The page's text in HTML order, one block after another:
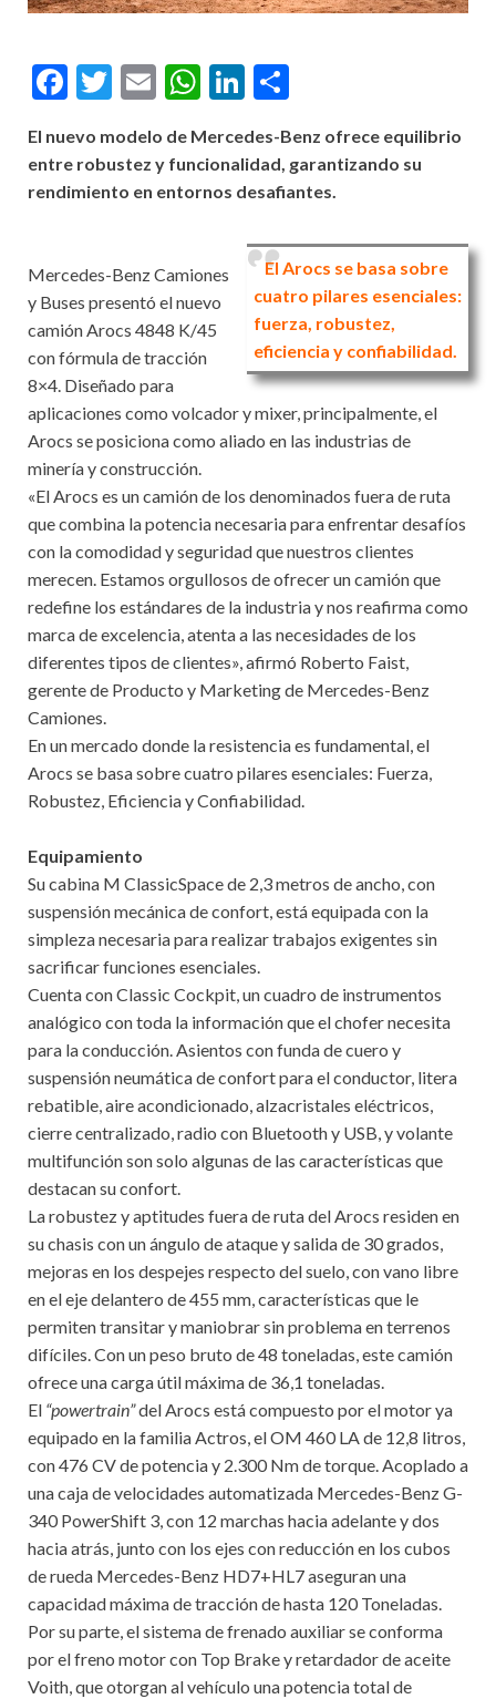
Facebook
Twitter
EmailWhatsApp
LinkedIn
El nuevo modelo de Mercedes-Benz ofrece equilibrio
entre robustez y funcionalidad, garantizando su
rendimiento en entornos desafiantes.
El Arocs se basa sobre
cuatro pilares esenciales:
fuerza, robustez,
eficiencia y confiabilidad.
Mercedes-Benz Camiones
y Buses presentó el nuevo
camión Arocs 4848 K/45
con fórmula de tracción
8×4. Diseñado para
aplicaciones como volcador y mixer, principalmente, el
Arocs se posiciona como aliado en las industrias de
minería y construcción.
«El Arocs es un camión de los denominados fuera de ruta
que combina la potencia necesaria para enfrentar desafíos
con la comodidad y seguridad que nuestros clientes
merecen. Estamos orgullosos de ofrecer un camión que
redefine los estándares de la industria y nos reafirma como
marca de excelencia, atenta a las necesidades de los
diferentes tipos de clientes», afirmó Roberto Faist,
gerente de Producto y Marketing de Mercedes-Benz
Camiones.
En un mercado donde la resistencia es fundamental, el
Arocs se basa sobre cuatro pilares esenciales: Fuerza,
Robustez, Eficiencia y Confiabilidad.
Equipamiento
Su cabina M ClassicSpace de 2,3 metros de ancho, con
suspensión mecánica de confort, está equipada con la
simpleza necesaria para realizar trabajos exigentes sin
sacrificar funciones esenciales.
Cuenta con Classic Cockpit, un cuadro de instrumentos
analógico con toda la información que el chofer necesita
para la conducción. Asientos con funda de cuero y
suspensión neumática de confort para el conductor, litera
rebatible, aire acondicionado, alzacristales eléctricos,
cierre centralizado, radio con Bluetooth y USB, y volante
multifunción son solo algunas de las características que
destacan su confort.
La robustez y aptitudes fuera de ruta del Arocs residen en
su chasis con un ángulo de ataque y salida de 30 grados,
mejoras en los despejes respecto del suelo, con vano libre
en el eje delantero de 455 mm, características que le
permiten transitar y maniobrar sin problema en terrenos
difíciles. Con un peso bruto de 48 toneladas, este camión
ofrece una carga útil máxima de 36,1 toneladas.
El “powertrain”del Arocs está compuesto por el motor ya
equipado en la familia Actros, el OM 460 LA de 12,8 litros,
con 476 CV de potencia y 2.300 Nm de torque. Acoplado a
una caja de velocidades automatizada Mercedes-Benz G-
340 PowerShift 3, con 12 marchas hacia adelante y dos
hacia atrás, junto con los ejes con reducción en los cubos
de rueda Mercedes-Benz HD7+HL7 aseguran una
capacidad máxima de tracción de hasta 120 Toneladas.
Por su parte, el sistema de frenado auxiliar se conforma
por el freno motor con Top Brake y retardador de aceite
Voith, que otorgan al vehículo una potencia total de